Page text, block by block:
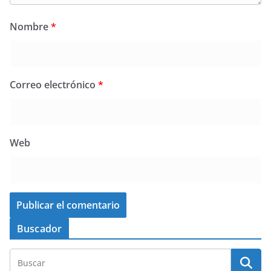
Nombre*
Correo electrónico *
Web
Buscador